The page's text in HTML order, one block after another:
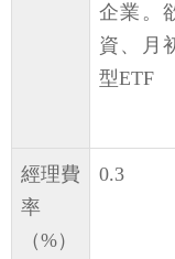
企業。
資、月
型ETF
經理費
率
（%）
0.3